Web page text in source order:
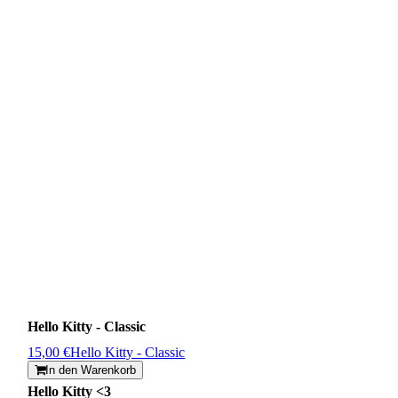
Hello Kitty - Classic
15,00 €Hello Kitty - Classic
In den Warenkorb
Hello Kitty <3